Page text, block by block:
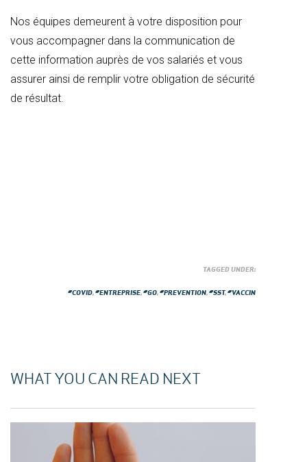
Nos équipes demeurent à votre disposition pour
vous accompagner dans la communication de
cette information auprès de vos salariés et vous
assurer ainsi de remplir votre obligation de sécurité
de résultat.
TAGGED UNDER:
#COVID,#ENTREPRISE,#GO,#PREVENTION,#SST,#VACCIN
WHAT YOU CAN READ NEXT